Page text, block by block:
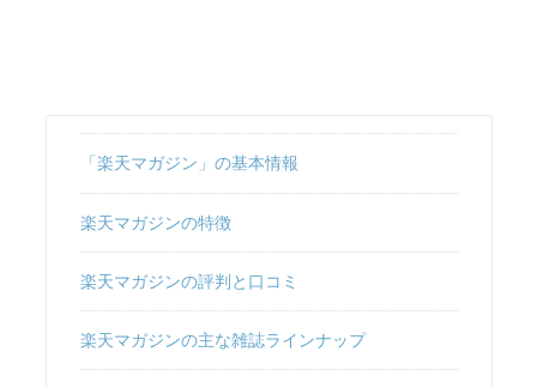
「楽天マガジン」の基本情報
楽天マガジンの特徴
楽天マガジンの評判と口コミ
楽天マガジンの主な雑誌ラインナップ